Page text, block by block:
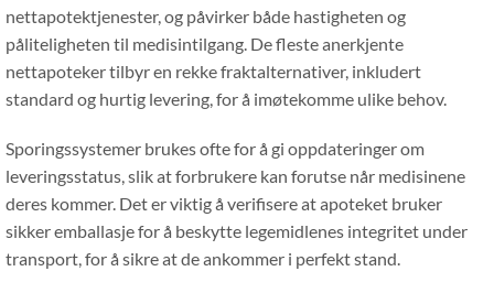
nettapotektjenester, og påvirker både hastigheten og
påliteligheten til medisintilgang. De fleste anerkjente
nettapoteker tilbyr en rekke fraktalternativer, inkludert
standard og hurtig levering, for å imøtekomme ulike behov.
Sporingssystemer brukes ofte for å gi oppdateringer om
leveringsstatus, slik at forbrukere kan forutse når medisinene
deres kommer. Det er viktig å verifisere at apoteket bruker
sikker emballasje for å beskytte legemidlenes integritet under
transport, for å sikre at de ankommer i perfekt stand.